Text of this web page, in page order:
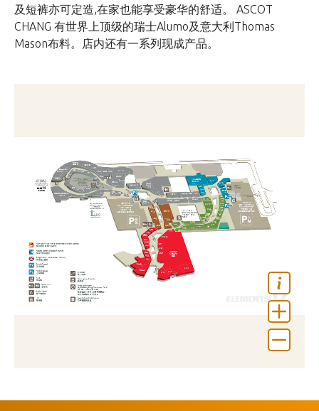
及短裤亦可定造,在家也能享受豪华的舒适。 ASCOT
CHANG 有世界上顶级的瑞士Alumo及意大利Thomas
Mason布料。店内还有一系列现成产品。